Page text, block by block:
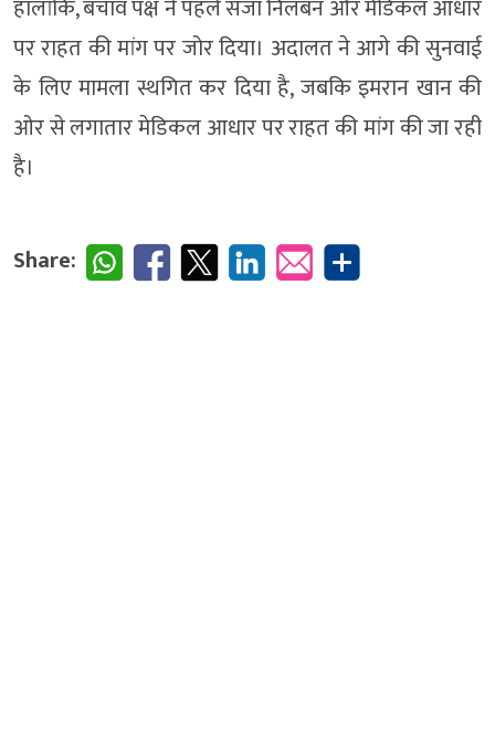
हालांकि, बचाव पक्ष ने पहले सजा निलंबन और मेडिकल आधार
पर राहत की मांग पर जोर दिया। अदालत ने आगे की सुनवाई
के लिए मामला स्थगित कर दिया है, जबकि इमरान खान की
ओर से लगातार मेडिकल आधार पर राहत की मांग की जा रही
है।
Share: